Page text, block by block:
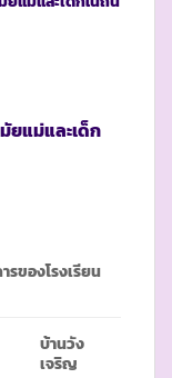
ยแม่และเด็ก
รของโรงเรียน
บ้านวัง
เจริญ